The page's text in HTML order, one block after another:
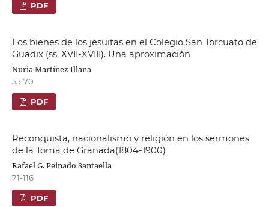
PDF
Los bienes de los jesuitas en el Colegio San Torcuato de
Guadix (ss. XVII-XVIII). Una aproximación
Nuria Martínez Illana
55-70
PDF
Reconquista, nacionalismo y religión en los sermones
de la Toma de Granada(1804-1900)
Rafael G. Peinado Santaella
71-116
PDF